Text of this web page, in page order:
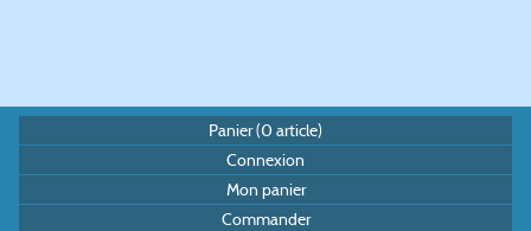
Panier (0 article)
Connexion
Mon panier
Commander